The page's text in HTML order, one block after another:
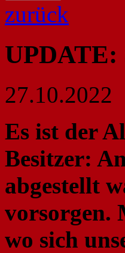
zurück
UPDATE:
27.10.2022
Es ist der
Besitzer:
abgestellt
vorsorgen.
wo sich